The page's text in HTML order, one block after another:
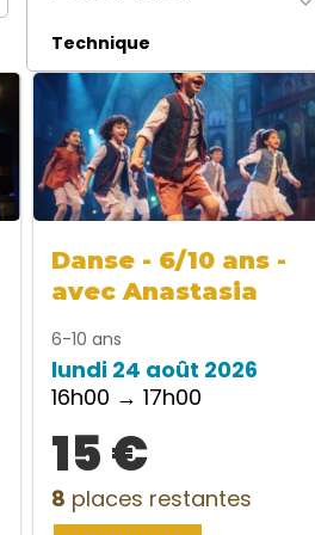
Technique
Danse - 6/10 ans -
avec Anastasia
6-10 ans
lundi 24 août 2026
16h00 → 17h00
15 €
8 places restantes